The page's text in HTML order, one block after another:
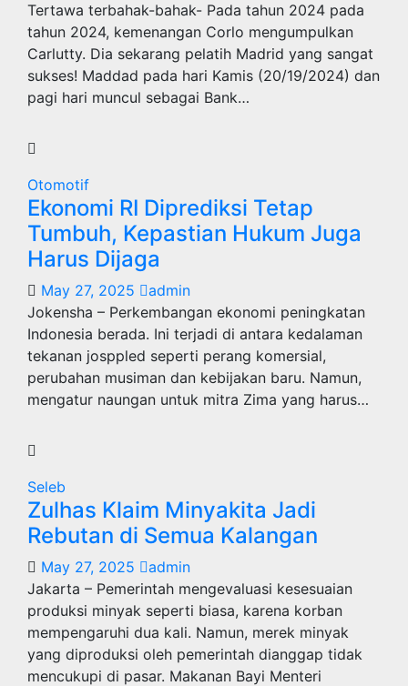
Tertawa terbahak-bahak- Pada tahun 2024 pada
tahun 2024, kemenangan Corlo mengumpulkan
Carlutty. Dia sekarang pelatih Madrid yang sangat
sukses! Maddad pada hari Kamis (20/19/2024) dan
pagi hari muncul sebagai Bank…
Otomotif
Ekonomi RI Diprediksi Tetap
Tumbuh, Kepastian Hukum Juga
Harus Dijaga
May 27, 2025
admin
Jokensha – Perkembangan ekonomi peningkatan
Indonesia berada. Ini terjadi di antara kedalaman
tekanan josppled seperti perang komersial,
perubahan musiman dan kebijakan baru. Namun,
mengatur naungan untuk mitra Zima yang harus…
Seleb
Zulhas Klaim Minyakita Jadi
Rebutan di Semua Kalangan
May 27, 2025
admin
Jakarta – Pemerintah mengevaluasi kesesuaian
produksi minyak seperti biasa, karena korban
mempengaruhi dua kali. Namun, merek minyak
yang diproduksi oleh pemerintah dianggap tidak
mencukupi di pasar. Makanan Bayi Menteri